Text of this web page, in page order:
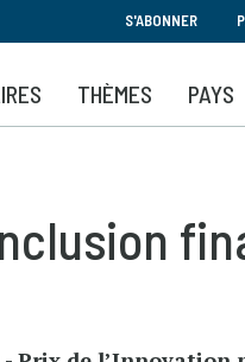
S'ABONNER
THÈMES PAYS